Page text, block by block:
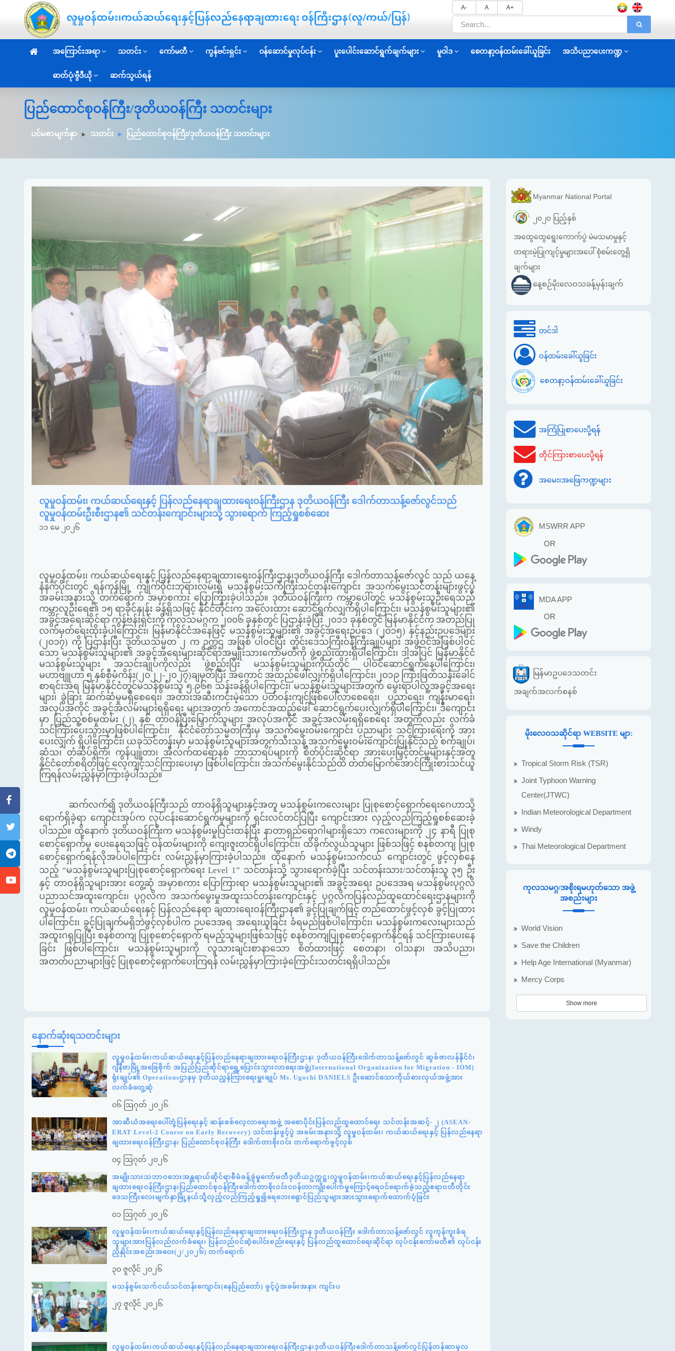
A- A A+
အကြောင်းအရာ သတင်း ကော်မတီ ကွန်ဗင်းရှင်း ဝန်ဆောင်မှုလုပ်ငန်း ပူးပေါင်းဆောင်ရွက်ချက်များ မူဝါဒ စေတနာ့ဝန်ထမ်းခေါ်ယူခြင်း အသိပညာပေးကဏ္ဍ
ဓာတ်ပုံ/ဗွီဒီယို ဆက်သွယ်ရန်
ပြည်ထောင်စုဝန်ကြီး/ဒုတိယဝန်ကြီး သတင်းများ
ပင်မစာမျက်နှာ သတင်း ပြည်ထောင်စုဝန်ကြီး/ဒုတိယဝန်ကြီး သတင်းများ
လူမှုဝန်ထမ်း၊ ကယ်ဆယ်ရေးနှင့် ပြန်လည်နေရာချထားရေးဝန်ကြီးဌာန ဒုတိယဝန်ကြီး ဒေါက်တာသန့်ဇော်လွင်သည်
လူမှုဝန်ထမ်းဦးစီးဌာန၏ သင်တန်းကျောင်းများသို့ သွားရောက် ကြည့်ရှုစစ်ဆေး
၁၁ မေ ၂၀၂၆
လူမှုဝန်ထမ်း၊ ကယ်ဆယ်ရေးနှင့် ပြန်လည်နေရာချထားရေးဝန်ကြီးဌာန၊ဒုတိယဝန်ကြီး ဒေါက်တာသန့်ဇော်လွင် သည် ယနေ့
နံနက်ပိုင်းတွင် ရန်ကုန်မြို့ ကျိုက်ဝိုင်းဘုရားလမ်းရှိ မသန်စွမ်းသက်ကြီးသင်တန်းကျောင်း အသက်မွေးသင်တန်းများဖွင့်ပွဲ
အခမ်းအနားသို့ တက်ရောက် အမှာစကား ပြောကြားခဲ့ပါသည်။ ဒုတိယဝန်ကြီးက ကမ္ဘာပေါ်တွင် မသန်စွမ်းသူဦးရေသည်
ကမ္ဘာလူဦးရေ၏ ၁၅ ရာခိုင်နှုန်း ခန့်ရှိသဖြင့် နိုင်ငံတိုင်းက အလေးထား ဆောင်ရွက်လျှက်ရှိပါကြောင်း၊ မသန်စွမ်းသူများ၏
အခွင့်အရေးဆိုင်ရာ ကွန်ဗန်းရှင်းကို ကုလသမဂ္ဂက ၂၀၀၆ ခုနှစ်တွင် ပြဌာန်းခဲ့ပြီး ၂၀၁၁ ခုနှစ်တွင် မြန်မာနိုင်ငံက အတည်ပြု
လက်မှတ်ရေးထိုးခဲ့ပါကြောင်း၊ မြန်မာနိုင်ငံအနေဖြင့် မသန်စွမ်းသူများ၏ အခွင့်အရေးဥပဒေ (၂၀၁၅) နှင့်နည်းဥပဒေများ
(၂၀၁၇) ကို ပြဌာန်းပြီး ဒုတိယသမ္မတ ၂ က ဉက္ကဌ အဖြစ် ပါဝင်ပြီး တိုင်းဒေသကြီးဝန်ကြီးချုပ်များ အဖွဲ့ဝင်အဖြစ်ပါဝင်
သော မသန်စွမ်းသူများ၏ အခွင့်အရေးများဆိုင်ရာအမျိုးသားကော်မတီကို ဖွဲ့စည်းထားရှိပါကြောင်း၊ ဒါ့အပြင် မြန်မာနိုင်ငံ
မသန်စွမ်းသူများ အသင်းချုပ်ကိုလည်း ဖွဲ့စည်းပြီး မသန်စွမ်းသူများကိုယ်တိုင် ပါဝင်ဆောင်ရွက်နေပါကြောင်း၊
မဟာဗျူဟာ ၅ နှစ်စီမံကိန်း(၂၀၂၂-၂၀၂၇)ချမှတ်ပြီး အကောင် အထည်ဖေါ်လျှက်ရှိပါကြောင်း၊၂၀၁၉ ကြားဖြတ်သန်းခေါင်
စာရင်းအရ မြန်မာနိုင်ငံတွင်မသန်စွမ်းသူ ၅.၉၆၈ သန်းခန့်ရှိပါကြောင်း၊ မသန်စွမ်းသူများအတွက် မွေးရာပါလူ့အခွင့်အရေး
များ၊ ခွဲခြား ဆက်ဆံမှုမရှိစေရေး၊ အတားအဆီးကင်းမဲ့သော ပတ်ဝန်းကျင်ဖြစ်ပေါ်လာစေရေး၊ ပညာရေး၊ ကျန်းမာရေး၊
အလုပ်အကိုင် အခွင့်အလမ်းများရရှိရေး များအတွက် အကောင်အထည်ဖေါ် ဆောင်ရွက်ပေးလျှက်ရှိပါကြောင်း၊ ဒီကျောင်း
မှာ ပြည်သူ့စစ်မှုထမ်း (၂) နှစ် တာဝန်ပြီးမြှောက်သူများ အလုပ်အကိုင် အခွင့်အလမ်းရရှိစေရေး အတွက်လည်း လက်ခံ
သင်ကြားပေးသွားမှာဖြစ်ပါကြောင်း၊ နိုင်ငံတော်သမ္မတကြီးမှ အသက်မွေးဝမ်းကျောင်း ပညာများ သင်ကြားရေးကို အား
ပေးလျှက် ရှိပါကြောင်း၊ ယခုသင်တန်းမှာ မသန်စွမ်းသူများအတွက်သီးသန့် အသက်မွေးဝမ်းကျောင်းပြုနိုင်သည့် စက်ချုပ်၊
ဆံသ၊ တံဆိပ်ရိုက်၊ ကွန်ပျူတာ၊ အီလက်ထရောနစ် ဘာသာရပ်များကို စိတ်ပိုင်းဆိုင်ရာ အားပေးမြှင့်တင်မှုများနှင့်အတူ
နိုင်ငံတော်စရိတ်ဖြင့် လေ့ကျင့်သင်ကြားပေးမှာ ဖြစ်ပါကြောင်း၊ အသက်မွေးနိုင်သည်ထိ တတ်မြောက်အောင်ကြိုးစားသင်ယူ
ကြရန်လမ်းညွှန်မှာကြားခဲ့ပါသည်။
ဆက်လက်၍ ဒုတိယဝန်ကြီးသည် တာဝန်ရှိသူများနှင့်အတူ မသန်စွမ်းကလေးများ ပြုစုစောင့်ရှောက်ရေးဂေဟာသို့
ရောက်ရှိခဲ့ရာ ကျောင်းအုပ်က လုပ်ငန်းဆောင်ရွက်မှုများကို ရှင်းလင်တင်ပြပြီး ကျောင်းအား လှည့်လည်ကြည့်ရှုစစ်ဆေးခဲ့
ပါသည်။ ထို့နောက် ဒုတိယဝန်ကြီးက မသန်စွမ်းမှုပြင်းထန်ပြီး နာတာရှည်ရောဂါများရှိသော ကလေးများကို ၂၄ နာရီ ပြုစု
စောင့်ရှောက်မှု ပေးနေရသဖြင့် ဝန်ထမ်းများကို ကျေးဇူးတင်ရှိပါကြောင်း၊ ထိခိုက်လွယ်သူများ ဖြစ်သဖြင့် စနစ်တကျ ပြုစု
စောင့်ရှောက်ရန်လိုအပ်ပါကြောင်း လမ်းညွှန်မှာကြားခဲ့ပါသည်။ ထိုနောက် မသန်စွမ်းသက်ငယ် ကျောင်းတွင် ဖွင့်လှစ်နေ
သည့် “မသန်စွမ်းသူများပြုစုစောင့်ရှောက်ရေးLevel 1” သင်တန်းသို့ သွားရောက်ခဲ့ပြီး သင်တန်းသား/သင်တန်းသူ ၃၅ ဦး
နှင့် တာဝန်ရှိသူများအား တွေ့ဆုံ အမှာစကား ပြောကြားရာ မသန်စွမ်းသူများ၏ အခွင့်အရေး ဥပဒေအရ မသန်စွမ်းပုဂ္ဂလိ
ပညာသင်အထူးကျောင်း၊ ပုဂ္ဂလိက အသက်မွေးမှုအထူးသင်တန်းကျောင်းနှင့် ပုဂ္ဂလိကပြန်လည်ထူထောင်ရေးဌာနများကို
လူမှုဝန်ထမ်း၊ ကယ်ဆယ်ရေးနှင့် ပြန်လည်နေရာ ချထားရေးဝန်ကြီးဌာန၏ ခွင့်ပြုချက်ဖြင့် တည်ထောင်ဖွင့်လှစ် ခွင့်ပြုထား
ပါကြောင်း၊ ခွင့်ပြုချက်မရှိဘဲဖွင့်လှစ်ပါက ဉပဒေအရ အရေးယူခြင်း ခံရမည်ဖြစ်ပါကြောင်း၊ မသန်စွမ်းကလေးများသည်
အထူးဂရုပြုပြီး စနစ်တကျ ပြုစုစောင့်ရှောက် ရမည့်သူများဖြစ်သဖြင့် စနစ်တကျပြုစုစောင့်ရှောက်နိုင်ရန် သင်ကြားပေးနေ
ခြင်း ဖြစ်ပါကြောင်း၊ မသန်စွမ်းသူများကို လူသားချင်းစာနာသော စိတ်ထားဖြင့် စေတနာ၊ ဝါသနာ၊ အသိပညာ၊
အတတ်ပညာများဖြင့် ပြုစုစောင့်ရှောက်ပေးကြရန် လမ်းညွှန်မှာကြားခဲ့ကြောင်းသတင်းရရှိပါသည်။
နောက်ဆုံးရသတင်းများ
လူမှုဝန်ထမ်း၊ကယ်ဆယ်ရေးနှင့်ပြန်လည်နေရာချထားရေးဝန်ကြီးဌာန၊ ဒုတိယဝန်ကြီးဒေါက်တာသန့်ဇော်လွင် ဆွစ်ဇာလန်နိုင်ငံ၊
ဂျီနီဗာမြို့အခြေစိုက် အပြည်ပြည်ဆိုင်ရာရွှေ့ပြောင်းသွားလာရေးအဖွဲ့(International Organization for Migration - IOM)
ရုံးချုပ်၏ Operationsဌာနမှ ဒုတိယညွှန်ကြားရေးမှူးချုပ် Ms. Ugochi DANIELS ဦးဆောင်သောကိုယ်စားလှယ်အဖွဲ့အား
လက်ခံတွေ့ဆုံ
၀၆ ဩဂုတ် ၂၀၂၆
အာဆီယံအရေးပေါ်တုံ့ပြန်ရေးနှင့် ဆန်းစစ်လေ့လာရေးအဖွဲ့ အစောပိုင်းပြန်လည်ထူထောင်ရေး သင်တန်းအဆင့်- ၂ (ASEAN-
ERAT Level-2 Course on Early Recovery) သင်တန်းဖွင့်ပွဲ အခမ်းအနားသို့ လူမှုဝန်ထမ်း၊ ကယ်ဆယ်ရေးနှင့် ပြန်လည်နေရာ
ချထားရေးဝန်ကြီးဌာန၊ ပြည်ထောင်စုဝန်ကြီး ဒေါက်တာစိုးဝင်း တက်ရောက်ဖွင့်လှစ်
၀၄ ဩဂုတ် ၂၀၂၆
အမျိုးသားသဘာဝဘေးအန္တရာယ်ဆိုင်ရာစီမံခန့်ခွဲမှုကော်မတီဒုတိယဥက္ကဋ္ဌ၊လူမှုဝန်ထမ်း၊ကယ်ဆယ်ရေးနှင့်ပြန်လည်နေရာ
ချထားရေးဝန်ကြီးဌာန၊ပြည်ထောင်စုဝန်ကြီးဒေါက်တာစိုးဝင်းငဝန်တာကျိုးပေါက်မှုကြောင့်ရေဝင်ရောက်ခဲ့သည့်ဧရာဝတီတိုင်း
ဒေသကြီးလေးမျက်နှာမြို့နယ်သို့လှည့်လည်ကြည့်ရှု၍ရေဘေးရှောင်ပြည်သူများအားသွားရောက်ထောက်ပံ့ခြင်း
၀၁ ဩဂုတ် ၂၀၂၆
လူမှုဝန်ထမ်း၊ကယ်ဆယ်ရေးနှင့်ပြန်လည်နေရာချထားရေးဝန်ကြီးဌာန ဒုတိယဝန်ကြီး ဒေါက်တာသန့်ဇော်လွင် လူကုန်ကူးခံရ
သူများအားပြန်လည်လက်ခံရေး၊ ပြန်လည်ဝင်ဆံ့ပေါင်းစည်းရေးနှင့် ပြန်လည်ထူထောင်ရေးဆိုင်ရာ လုပ်ငန်းကော်မတီ၏ လုပ်ငန်း
ညှိနှိုင်းအစည်းအဝေး(၂/၂၀၂၆) တက်ရောက်
၃၀ ဇူလိုင် ၂၀၂၆
မသန်စွမ်းသက်ငယ်သင်တန်းကျောင်း(နေပြည်တော်) ဖွင့်ပွဲအခမ်းအနား ကျင်းပ
၂၇ ဇူလိုင် ၂၀၂၆
လူမှုဝန်ထမ်း၊ကယ်ဆယ်ရေးနှင့်ပြန်လည်နေရာချထားရေးဝန်ကြီးဌာန၊ဒုတိယဝန်ကြီးဒေါက်တာသန့်ဇော်လွင်ပြွန်တန်ဆာမူလ
Myanmar National Portal
၂၀၂၀ ပြည့်နှစ်
အထွေထွေရွေးကောက်ပွဲ မဲမသမာမှုနှင့်
တရားမဲ့ပြုကျင့်မှုများအပေါ် စုံစမ်းတွေ့ရှိ
ချက်များ
နေ့စဉ်မိုးလေဝသခန့်မှန်းချက်
တင်ဒါ
ဝန်ထမ်းခေါ်ယူခြင်း
စေတနာ့ဝန်ထမ်းခေါ်ယူခြင်း
အကြံပြုစာပေးပို့ရန်
တိုင်ကြားစာပေးပို့ရန်
အမေး၊အဖြေကဏ္ဍများ
MSWRR APP
OR
MDA APP
OR
မြန်မာဥပဒေသတင်း
အချက်အလက်စနစ်
မိုးလေဝသဆိုင်ရာ WEBSITE မျာ:
Tropical Storm Risk (TSR)
Joint Typhoon Warning
Center(JTWC)
Indian Meteorological Department
Windy
Thai Meteorological Department
ကုလသမဂ္ဂ/အစိုးရမဟုတ်သော အဖွဲ့
အစည်းများ
World Vision
Save the Children
Help Age International (Myanmar)
Mercy Corps
Show more